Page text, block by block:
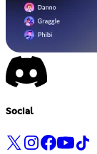
Social